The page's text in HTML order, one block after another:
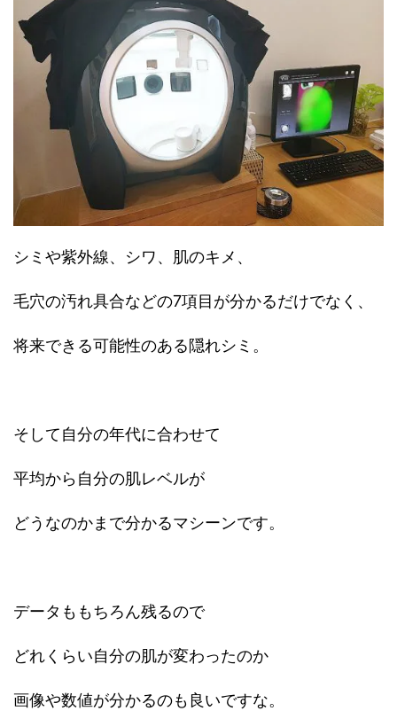
シミや紫外線、シワ、肌のキメ、
毛穴の汚れ具合などの7項目が分かるだけでなく、
将来できる可能性のある隠れシミ。
そして自分の年代に合わせて
平均から自分の肌レベルが
どうなのかまで分かるマシーンです。
データももちろん残るので
どれくらい自分の肌が変わったのか
画像や数値が分かるのも良いですな。